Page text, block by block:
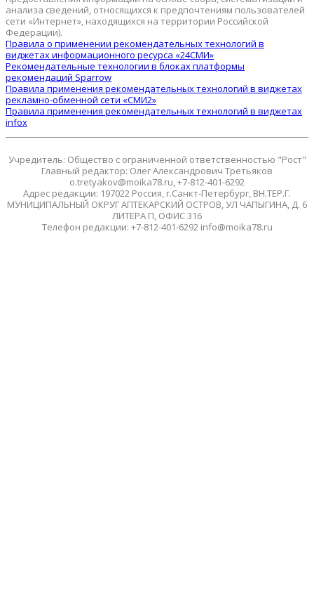
анализа сведений, относящихся к предпочтениям пользователей
сети «Интернет», находящихся на территории Российской
Федерации).
Правила о применении рекомендательных технологий в
виджетах информационного ресурса «24СМИ»
Рекомендательные технологии в блоках платформы
рекомендаций Sparrow
Правила применения рекомендательных технологий в виджетах
рекламно-обменной сети «СМИ2»
Правила применения рекомендательных технологий в виджетах
infox
Учредитель: Общество с ограниченной ответственностью "Рост"
Главный редактор: Олег Александрович Третьяков
o.tretyakov@moika78.ru, +7-812-401-6292
Адрес редакции: 197022 Россия, г.Санкт-Петербург, ВН.ТЕР.Г.
МУНИЦИПАЛЬНЫЙ ОКРУГ АПТЕКАРСКИЙ ОСТРОВ, УЛ ЧАПЫГИНА, Д. 6
ЛИТЕРА П, ОФИС 316
Телефон редакции: +7-812-401-6292 info@moika78.ru